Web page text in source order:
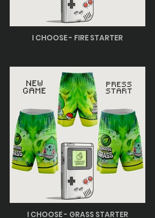
I CHOOSE - FIRE STARTER
I CHOOSE - GRASS STARTER